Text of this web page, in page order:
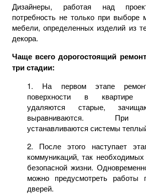
Дизайнеры, работая над
потребность не только при выборе
мебели, определенных изделий из
декора.
Чаще всего дорогостоящий
три стадии:
1. На первом этапе
поверхности в квартире
удаляются старые,
выравниваются. При
устанавливаются системы
2. После этого наступает
коммуникаций, так
безопасной жизни.
можно предусмотреть
дверей.